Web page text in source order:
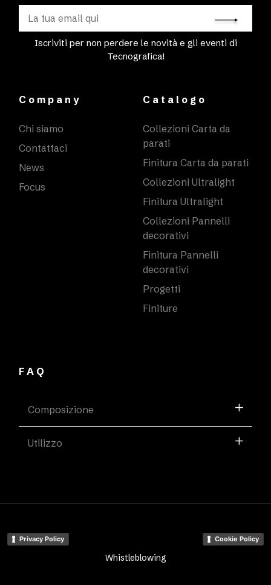
Iscriviti per non perdere le novità e gli eventi di
Tecnografica!
Company
Chi siamo
Contattaci
News
Focus
Catalogo
Collezioni Carta da
parati
Finitura Carta da parati
Collezioni Ultralight
Finitura Ultralight
Collezioni Pannelli
decorativi
Finitura Pannelli
decorativi
Progetti
Finiture
FAQ
Composizione
Utilizzo
Privacy Policy Cookie Policy
Whistleblowing